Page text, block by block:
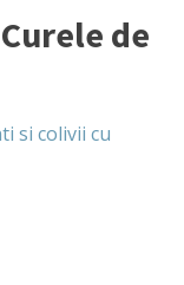
de
si colivii cu